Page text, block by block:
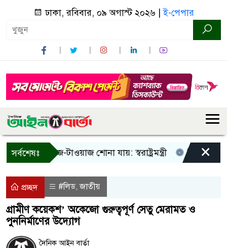
ঢাকা, রবিবার, ০৯ অগাস্ট ২০২৬ |ই-পেপার
সর্বশেষঃ
শুধু আওয়াজ-টাওয়াজ শোনা যায়: স্বরাষ্ট্রমন্ত্রী তিন দিনের
×
প্রচ্ছদ #লিড,জাতীয়
গ্রামীণ কয়েকশ’ অকেজো গুরুত্বপূর্ণ সেতু মেরামত ও
পুননির্মাণের উদ্যোগ
দৈনিক আইন বার্তা